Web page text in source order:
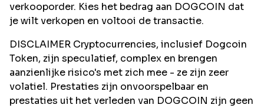
verkooporder. Kies het bedrag aan DOGCOIN dat
je wilt verkopen en voltooi de transactie.
DISCLAIMER Cryptocurrencies, inclusief Dogcoin
Token, zijn speculatief, complex en brengen
aanzienlijke risico's met zich mee - ze zijn zeer
volatiel. Prestaties zijn onvoorspelbaar en
prestaties uit het verleden van DOGCOIN zijn geen